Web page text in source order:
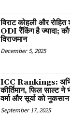
विराट कोहली और
ODI रैंकिंग है ज्यादा;
विराजमान
December 5, 2025
ICC Rankings:
कीर्तिमान, फिल साल्ट ने
वर्मा और सूर्या को नुकसान
September 17, 2025